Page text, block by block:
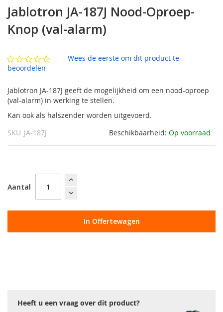
naar
het
begin
van
de
afbeeldingen-
gallerij
Jablotron JA-187J Nood-Oproep-
Knop (val-alarm)
Wees de eerste om dit product te
beoordelen
Jablotron JA-187J geeft de mogelijkheid om een nood-oproep
(val-alarm) in werking te stellen.
Kan ook als halszender worden uitgevoerd.
Beschikbaarheid: Op voorraad
SKU JA-187J
Aantal
In Offertewagen
Heeft u een vraag over dit product?